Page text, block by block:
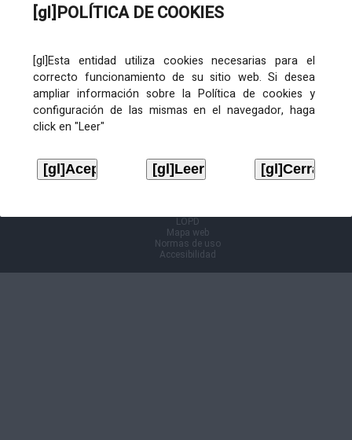
[gl]POLÍTICA DE COOKIES
[gl]Esta entidad utiliza cookies necesarias para el
correcto funcionamiento de su sitio web. Si desea
ampliar información sobre la Política de cookies y
configuración de las mismas en el navegador, haga
click en "Leer"
LOPD
Mapa web
Normas de uso
Accesibilidad